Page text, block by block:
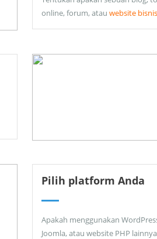
online, forum, atau website bisnis
Pilih platform Anda
Apakah menggunakan
Joomla, atau website PHP